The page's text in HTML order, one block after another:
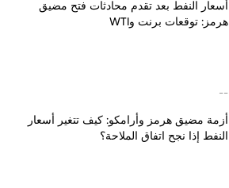
أسعار النفط بعد تقدم محادثات فتح مضيق
هرمز: توقعات برنت وWTI
--
أزمة مضيق هرمز وأرامكو: كيف تتغير أسعار
النفط إذا نجح اتفاق الملاحة؟